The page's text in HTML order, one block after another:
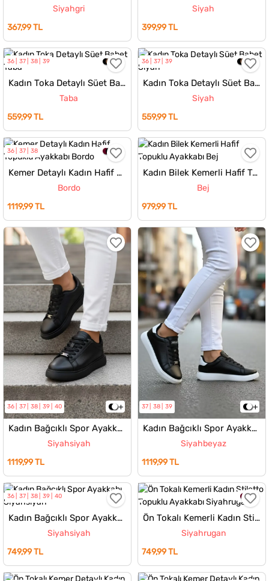
Siyahgri
367,99 TL
Siyah
399,99 TL
36 37 38 39
Kadın Toka Detaylı Süet Babet
Taba
559,99 TL
36 37 39
Kadın Toka Detaylı Süet Babet
Siyah
559,99 TL
36 37 38
Kemer Detaylı Kadın Hafif Topuklu Ayakkabı
Bordo
1119,99 TL
Kadın Bilek Kemerli Hafif Topuklu Ayakkabı
Bej
979,99 TL
36 37 38 39 40
Kadın Bağcıklı Spor Ayakkabı
Siyahsiyah
1119,99 TL
37 38 39
Kadın Bağcıklı Spor Ayakkabı
Siyahbeyaz
1119,99 TL
36 37 38 39 40
Kadın Bağcıklı Spor Ayakkabı
Siyahsiyah
749,99 TL
Ön Tokalı Kemerli Kadın Stiletto Topuklu Ayakkabı
Siyahrugan
749,99 TL